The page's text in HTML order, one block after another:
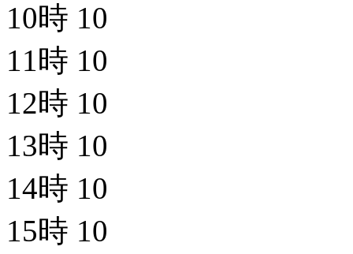
10時 10
11時 10
12時 10
13時 10
14時 10
15時 10